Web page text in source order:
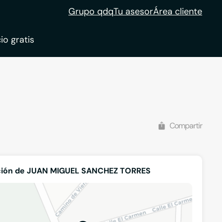
Grupo qdqTu asesorÁrea cliente
gratis
Compartir
de JUAN MIGUEL SANCHEZ TORRES